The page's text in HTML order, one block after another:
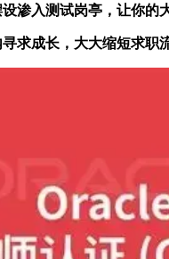
渗入测试岗亭，让你的
成长，大大缩短求职流